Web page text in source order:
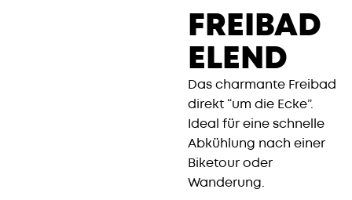
FREIBAD
ELEND
Das charmante Freibad
direkt “um die Ecke”.
Ideal für eine schnelle
Abkühlung nach einer
Biketour oder
Wanderung.